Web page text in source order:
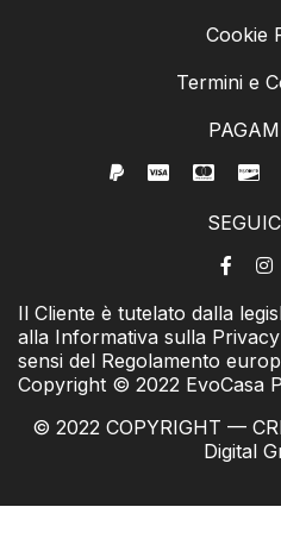
Cookie
Termini e
Il Cliente è tutelato dalla
alla Informativa sulla
sensi del Regolamento
Copyright © 2022 EvoCasa
© 2022 COPYRIGHT —
Digital